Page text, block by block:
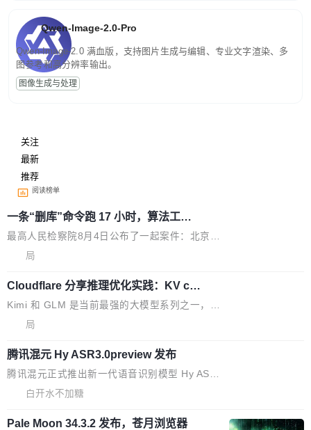
Qwen-Image-2.0-Pro
Qwen-Image-2.0 满血版，支持图片生成与编辑、专业文字渲染、多
图参考和高分辨率输出。
图像生成与处理
关注
最新
推荐
阅读榜单
一条“删库”命令跑 17 小时，算法工程
师删光 89TB 数据只为干私活
最高人民检察院8月4日公布了一起案件：北京一
名90后算法工程师王某，为了给自己接的私活腾
数据。 王某2024年1月入职东城区某科技公司AI
短剧部门，有互联网大厂背景。在公司内部架构
调整期间，部门三次通知全员将数据从A集群迁
数据。2024年9月3日下午4点，他使用此前登录
的账号密码进入A集群，输入了一条被程序员圈
发现异常并中止进程时，89TB数据已经没了。
局
Cloudflare 分享推理优化实践：KV ca
che 量化 + 权重压缩，吞吐量提升 4
1%，成本降 30%
Kimi 和 GLM 是当前最强的大模型系列之一，但
它们有一个共同的问题：太吃显存了。月之暗面
oE 架构的大模型，好用到让人上瘾，但 GPU 显
存永远不够用。 Cloudflare 的 Workers AI 团队
一直在跑这些模型的推理。他们在官方博客上发
PU 上跑得更省、更快的技术手段——KV cache
局
腾讯混元 Hy ASR3.0preview 发布
腾讯混元正式推出新一代语音识别模型 Hy ASR
3.0preview。基于最新一代大语言模型 Hy3 的
度语义理解能力，实现了语音识别能力的全面升
白开水不加糖
Pale Moon 34.3.2 发布，苍月浏览器